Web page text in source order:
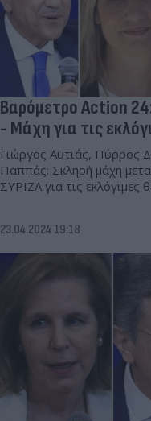
Βαρόμετρο Action
- Μάχη για τις
Γιώργος Αυτιάς, Πύρρος
Παππάς: Σκληρή μάχη
ΣΥΡΙΖΑ για τις εκλόγιμες
23.04.2024 19:18